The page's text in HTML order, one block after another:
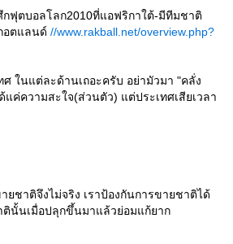
ฟุตบอลโลก2010ที่แอฟริกาใต้-มีทีมชาติ
อตแลนด์ //www.rakball.net/overview.php?
ศ ในแต่ละด้านเถอะครับ อย่ามัวมา "คลั่ง
แค่ความสะใจ(ส่วนตัว) แต่ประเทศเสียเวลา
ยชาติจึงไม่จริง เราป้องกันการขายชาติได้
ตินั้นเมื่อปลุกขึ้นมาแล้วย่อมแก้ยาก